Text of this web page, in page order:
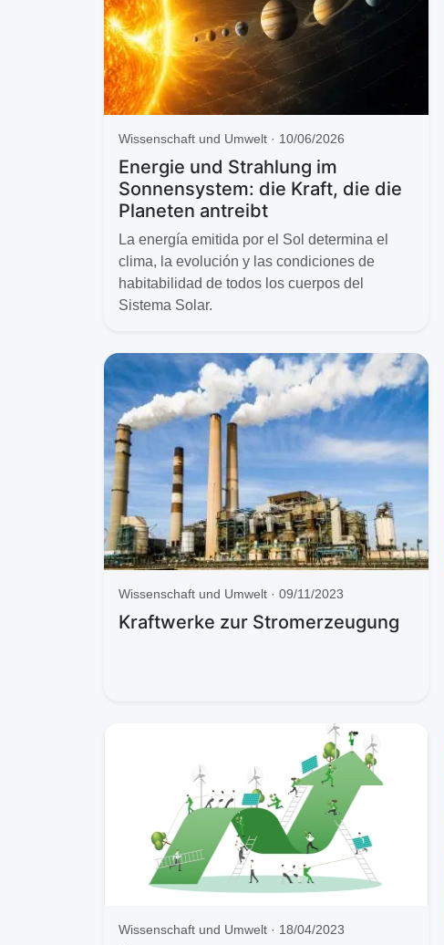
Wissenschaft und Umwelt · 10/06/2026
Energie und Strahlung im
Sonnensystem: die Kraft, die die
Planeten antreibt
La energía emitida por el Sol determina el
clima, la evolución y las condiciones de
habitabilidad de todos los cuerpos del
Sistema Solar.
Wissenschaft und Umwelt · 09/11/2023
Kraftwerke zur Stromerzeugung
Wissenschaft und Umwelt · 18/04/2023